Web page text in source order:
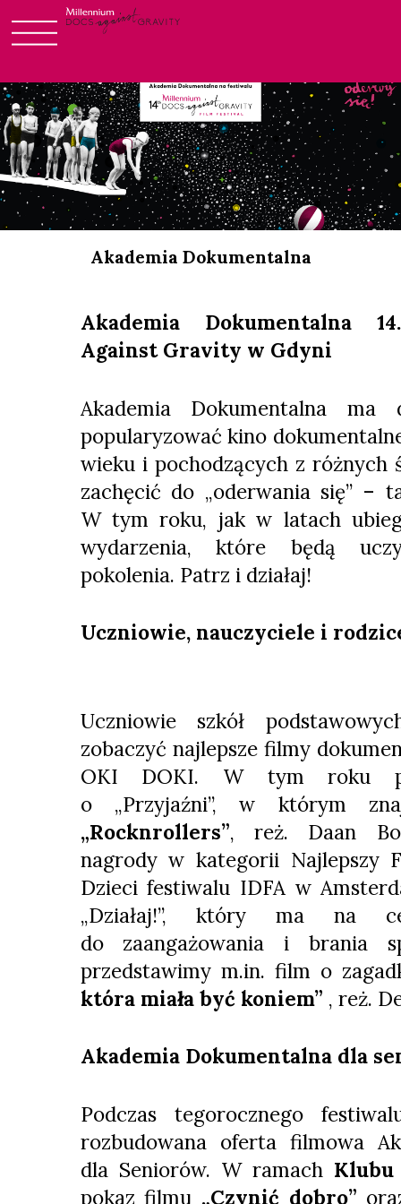
to
content
Login
Akademia Dokumentalna
Akademia Dokumentalna
Against Gravity w Gdyni
Akademia Dokumentalna ma
popularyzować kino
wieku i pochodzących z różnych
zachęcić do „oderwania się” –
W tym roku, jak w latach
wydarzenia, które będą
pokolenia. Patrz i działaj!
Uczniowie, nauczyciele i
Uczniowie szkół
zobaczyć najlepsze filmy
OKI DOKI. W tym roku
o „Przyjaźni”, w którym
„Rocknrollers”, reż. Daan
nagrody w kategorii Najlepszy
Dzieci festiwalu IDFA w
„Działaj!”, który ma na
do zaangażowania i brania
przedstawimy m.in. film o
która miała być koniem” , reż.
Akademia Dokumentalna dla
Podczas tegorocznego
rozbudowana oferta filmowa
dla Seniorów. W ramach
pokaz filmu „Czynić dobro”